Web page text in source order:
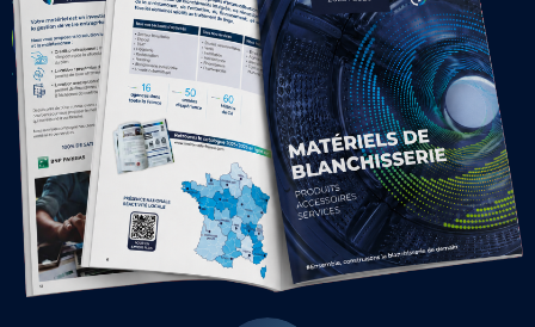
CONTACTER UNE AGENCE
LOCALE
16 Agences Régionales